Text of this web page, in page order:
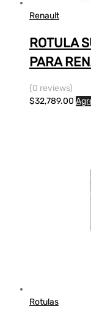
Renault
ROTULA
PARA
(0 reviews)
$32,789.00
Rotulas